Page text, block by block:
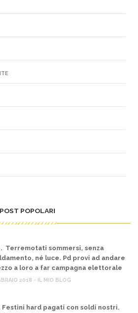
POST POPOLARI
Terremotati sommersi, senza
né luce. Pd provi ad andare
a loro a far campagna elettorale
2018 - IL MIO BLOG
Festini hard pagati con soldi nostri.